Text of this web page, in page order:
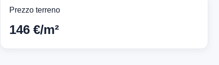
Prezzo terreno
146 €/m²